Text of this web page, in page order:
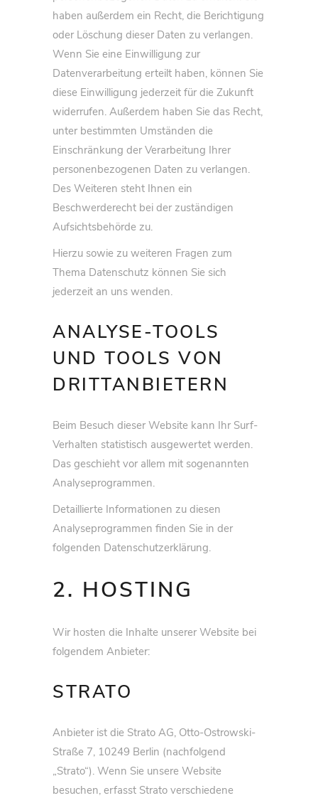
haben außerdem ein Recht, die Berichtigung
oder Löschung dieser Daten zu verlangen.
Wenn Sie eine Einwilligung zur
Datenverarbeitung erteilt haben, können Sie
diese Einwilligung jederzeit für die Zukunft
widerrufen. Außerdem haben Sie das Recht,
unter bestimmten Umständen die
Einschränkung der Verarbeitung Ihrer
personenbezogenen Daten zu verlangen.
Des Weiteren steht Ihnen ein
Beschwerderecht bei der zuständigen
Aufsichtsbehörde zu.
Hierzu sowie zu weiteren Fragen zum
Thema Datenschutz können Sie sich
jederzeit an uns wenden.
ANALYSE-TOOLS
UND TOOLS VON
DRITT­ANBIETERN
Beim Besuch dieser Website kann Ihr Surf-
Verhalten statistisch ausgewertet werden.
Das geschieht vor allem mit sogenannten
Analyseprogrammen.
Detaillierte Informationen zu diesen
Analyseprogrammen finden Sie in der
folgenden Datenschutzerklärung.
2. HOSTING
Wir hosten die Inhalte unserer Website bei
folgendem Anbieter:
STRATO
Anbieter ist die Strato AG, Otto-Ostrowski-
Straße 7, 10249 Berlin (nachfolgend
„Strato“). Wenn Sie unsere Website
besuchen, erfasst Strato verschiedene